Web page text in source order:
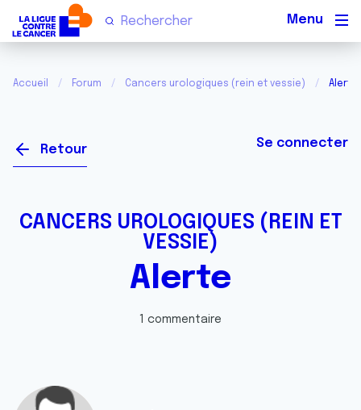
Accueil Forum Cancers urologiques (rein et vessie) Alerte
Retour Se connecter
CANCERS UROLOGIQUES (REIN ET
VESSIE)
Alerte
1 commentaire